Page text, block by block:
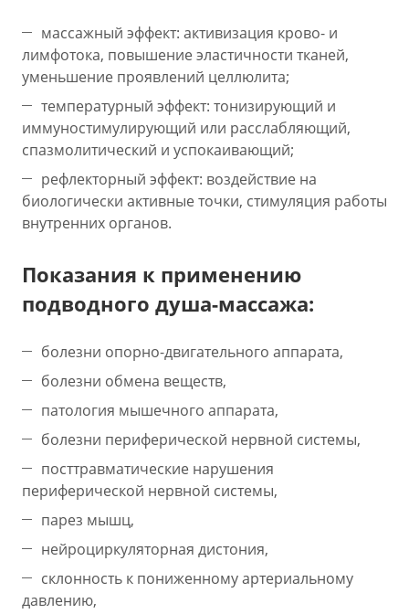
массажный эффект: активизация крово- и
лимфотока, повышение эластичности тканей,
уменьшение проявлений целлюлита;
температурный эффект: тонизирующий и
иммуностимулирующий или расслабляющий,
спазмолитический и успокаивающий;
рефлекторный эффект: воздействие на
биологически активные точки, стимуляция работы
внутренних органов.
Показания к применению
подводного душа-массажа:
болезни опорно-двигательного аппарата,
болезни обмена веществ,
патология мышечного аппарата,
болезни периферической нервной системы,
посттравматические нарушения
периферической нервной системы,
парез мышц,
нейроциркуляторная дистония,
склонность к пониженному артериальному
давлению,